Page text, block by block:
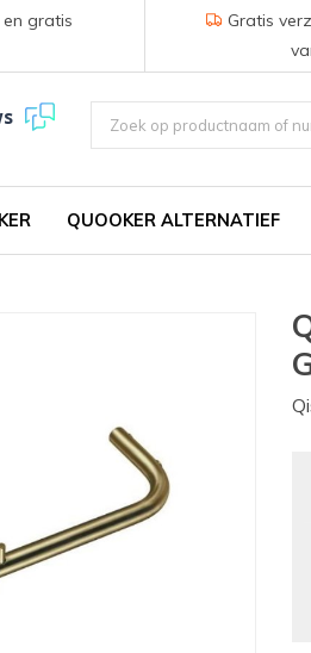
gratis
Gratis
QUOOKER ALTERNATIEF